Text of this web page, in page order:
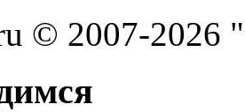
© 2007-2026